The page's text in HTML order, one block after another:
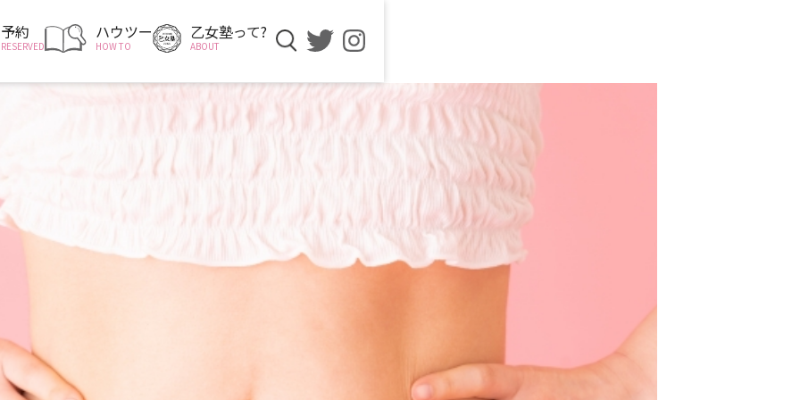
予約
RESERVED
ハウツー
HOW TO
乙女塾って?
ABOUT